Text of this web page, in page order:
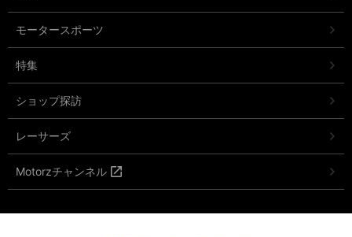
モータースポーツ
特集
ショップ探訪
レーサーズ
Motorzチャンネル